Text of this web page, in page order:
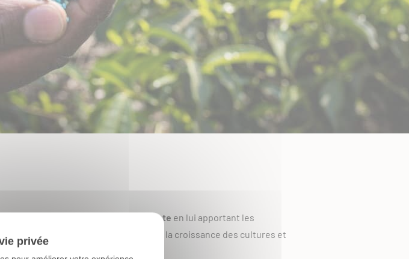
fonction principale de nourrir la plante en lui apportant les
pour corriger une carence, soutenir la croissance des cultures et
privée